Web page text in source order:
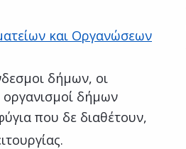
και Οργανώσεων
δήμων, οι
οργανισμοί δήμων
που δε διαθέτουν,